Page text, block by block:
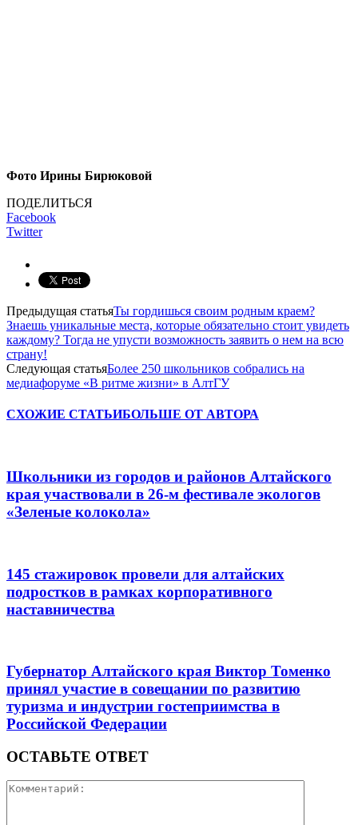
Фото Ирины Бирюковой
ПОДЕЛИТЬСЯ
Facebook
Twitter
Предыдущая статьяТы гордишься своим родным краем?
Знаешь уникальные места, которые обязательно стоит увидеть
каждому? Тогда не упусти возможность заявить о нем на всю
страну!
Следующая статьяБолее 250 школьников собрались на
медиафоруме «В ритме жизни» в АлтГУ
СХОЖИЕ СТАТЬИБОЛЬШЕ ОТ АВТОРА
Школьники из городов и районов Алтайского
края участвовали в 26-м фестивале экологов
«Зеленые колокола»
145 стажировок провели для алтайских
подростков в рамках корпоративного
наставничества
Губернатор Алтайского края Виктор Томенко
принял участие в совещании по развитию
туризма и индустрии гостеприимства в
Российской Федерации
ОСТАВЬТЕ ОТВЕТ